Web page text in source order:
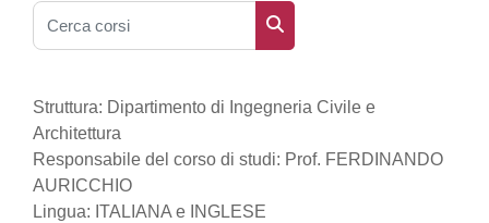
Cerca corsi
Cerca corsi
Struttura: Dipartimento di Ingegneria Civile e
Architettura
Responsabile del corso di studi: Prof. FERDINANDO
AURICCHIO
Lingua: ITALIANA e INGLESE